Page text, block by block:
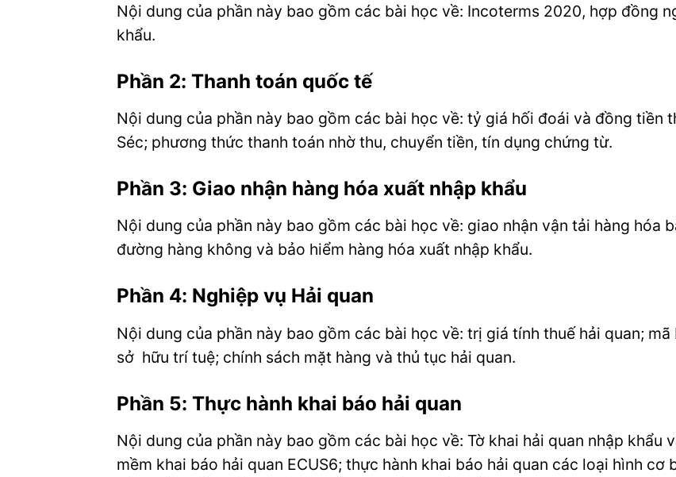
Nội dung của phần này bao gồm các bài học về: Incoterms 2020, hợp đồng
khẩu.
Phần 2: Thanh toán quốc tế
Nội dung của phần này bao gồm các bài học về: tỷ giá hối đoái và đồng tiền
Séc; phương thức thanh toán nhờ thu, chuyển tiền, tín dụng chứng từ.
Phần 3: Giao nhận hàng hóa xuất nhập khẩu
Nội dung của phần này bao gồm các bài học về: giao nhận vận tải hàng hóa
đường hàng không và bảo hiểm hàng hóa xuất nhập khẩu.
Phần 4: Nghiệp vụ Hải quan
Nội dung của phần này bao gồm các bài học về: trị giá tính thuế hải quan; mã
sở hữu trí tuệ; chính sách mặt hàng và thủ tục hải quan.
Phần 5: Thực hành khai báo hải quan
Nội dung của phần này bao gồm các bài học về: Tờ khai hải quan nhập khẩu
mềm khai báo hải quan ECUS6; thực hành khai báo hải quan các loại hình cơ